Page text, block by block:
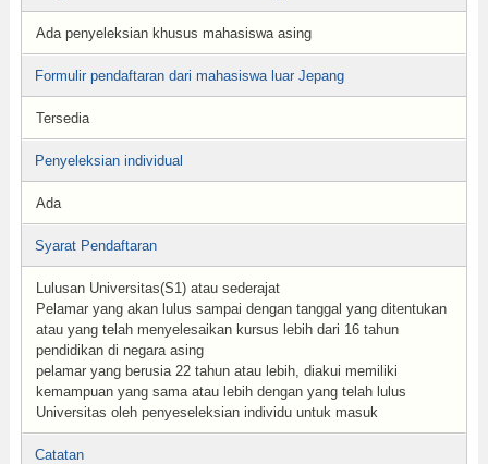
Ada penyeleksian khusus mahasiswa asing
Formulir pendaftaran dari mahasiswa luar Jepang
Tersedia
Penyeleksian individual
Ada
Syarat Pendaftaran
Lulusan Universitas(S1) atau sederajat
Pelamar yang akan lulus sampai dengan tanggal yang ditentukan
atau yang telah menyelesaikan kursus lebih dari 16 tahun
pendidikan di negara asing
pelamar yang berusia 22 tahun atau lebih, diakui memiliki
kemampuan yang sama atau lebih dengan yang telah lulus
Universitas oleh penyeseleksian individu untuk masuk
Catatan